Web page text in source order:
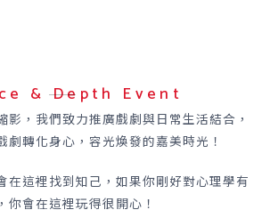
& Depth Event
影，我們致力推廣戲劇與日常生活結合，
劇轉化身心，容光煥發的嘉美時光！
在這裡找到知己，如果你剛好對心理學有
你會在這裡玩得很開心！